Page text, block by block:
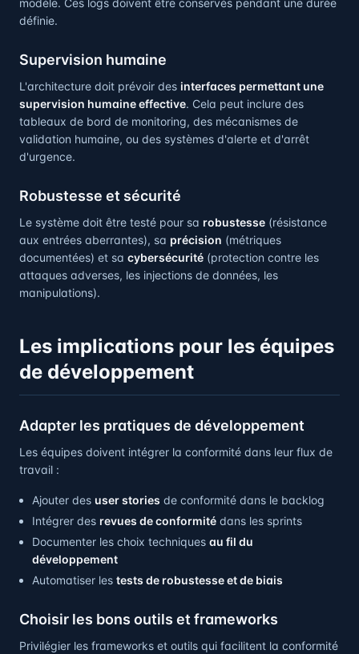
modèle. Ces logs doivent être conservés pendant une durée
définie.
Supervision humaine
L'architecture doit prévoir des interfaces permettant une
supervision humaine effective. Cela peut inclure des
tableaux de bord de monitoring, des mécanismes de
validation humaine, ou des systèmes d'alerte et d'arrêt
d'urgence.
Robustesse et sécurité
Le système doit être testé pour sa robustesse (résistance
aux entrées aberrantes), sa précision (métriques
documentées) et sa cybersécurité (protection contre les
attaques adverses, les injections de données, les
manipulations).
Les implications pour les équipes
de développement
Adapter les pratiques de développement
Les équipes doivent intégrer la conformité dans leur flux de
travail :
Ajouter des user stories de conformité dans le backlog
Intégrer des revues de conformité dans les sprints
Documenter les choix techniques au fil du
développement
Automatiser les tests de robustesse et de biais
Choisir les bons outils et frameworks
Privilégier les frameworks et outils qui facilitent la conformité